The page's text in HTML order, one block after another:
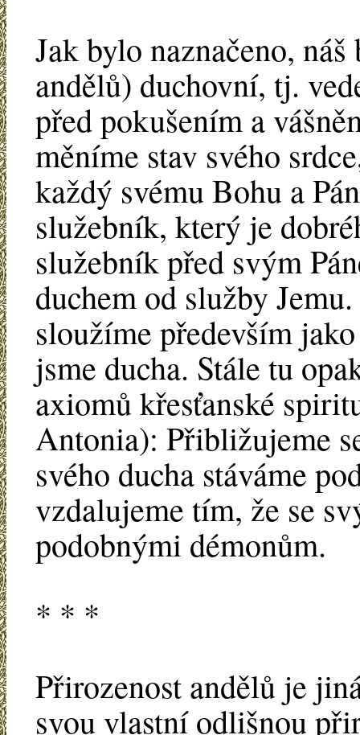
Jak bylo naznačeno,
andělů) duchovní, tj.
před pokušením a
měníme stav svého
každý svému Bohu a
služebník, který je
služebník před svým
duchem od služby
sloužíme především
jsme ducha. Stále tu
axiomů křesťanské
Antonia): Přibližujeme
svého ducha stáváme
vzdalujeme tím, že se
podobnými démonům.
* * *
Přirozenost andělů je
svou vlastní odlišnou